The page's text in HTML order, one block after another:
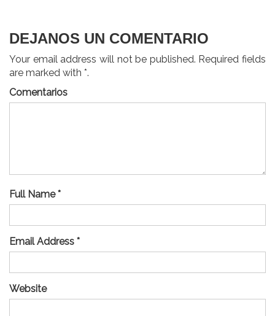
DEJANOS UN COMENTARIO
Your email address will not be published. Required fields
are marked with *.
Comentarios
Full Name *
Email Address *
Website